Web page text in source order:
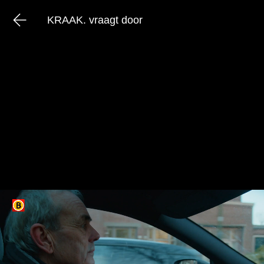
KRAAK. vraagt door